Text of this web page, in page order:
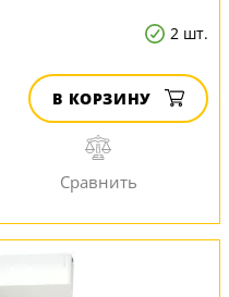
2 шт.
В КОРЗИНУ